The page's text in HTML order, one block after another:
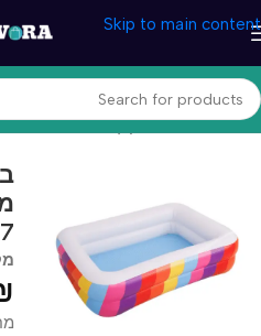
Skip to main content
עמוד הבית/מוצרי קיץ/בריכות ואביזרים